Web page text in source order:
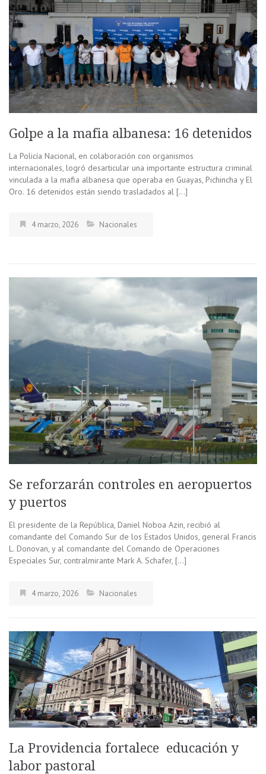
Golpe a la mafia albanesa: 16 detenidos
La Policía Nacional, en colaboración con organismos
internacionales, logró desarticular una importante estructura criminal
vinculada a la mafia albanesa que operaba en Guayas, Pichincha y El
Oro. 16 detenidos están siendo trasladados al […]
4 marzo, 2026 Nacionales
Se reforzarán controles en aeropuertos
y puertos
El presidente de la República, Daniel Noboa Azin, recibió al
comandante del Comando Sur de los Estados Unidos, general Francis
L. Donovan, y al comandante del Comando de Operaciones
Especiales Sur, contralmirante Mark A. Schafer, […]
4 marzo, 2026 Nacionales
La Providencia fortalece educación y
labor pastoral